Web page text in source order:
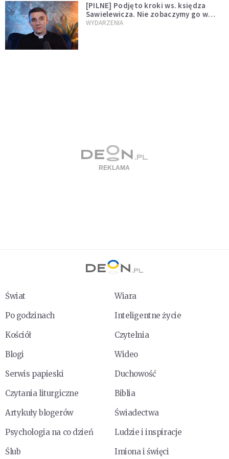
[PILNE] Podjęto kroki ws. księdza
Sawielewicza. Nie zobaczymy go w
mediach
WYDARZENIA
Świat
Wiara
Po godzinach
Inteligentne życie
Kościół
Czytelnia
Blogi
Wideo
Serwis papieski
Duchowość
Czytania liturgiczne
Biblia
Artykuły blogerów
Świadectwa
Psychologia na co dzień
Ludzie i inspiracje
Ślub
Imiona i święci